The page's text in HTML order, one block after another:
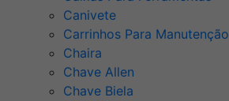
Canivete
Carrinhos Para Manutenção
Chaira
Chave Allen
Chave Biela